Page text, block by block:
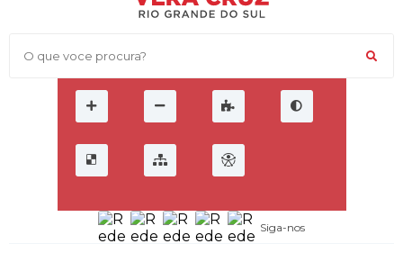
O que voce procura?
Siga-nos